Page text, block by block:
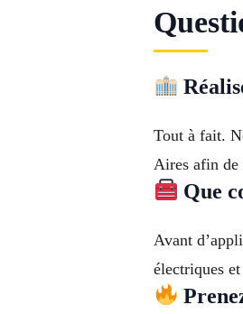
Tout à fait.
Aires afin de
Que
Avant
électriques